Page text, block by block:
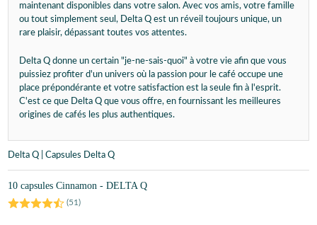
maintenant disponibles dans votre salon. Avec vos amis, votre famille
ou tout simplement seul, Delta Q est un réveil toujours unique, un
rare plaisir, dépassant toutes vos attentes.
Delta Q donne un certain "je-ne-sais-quoi" à votre vie afin que vous
puissiez profiter d'un univers où la passion pour le café occupe une
place prépondérante et votre satisfaction est la seule fin à l'esprit.
C'est ce que Delta Q que vous offre, en fournissant les meilleures
origines de cafés les plus authentiques.
Delta Q | Capsules Delta Q
10 capsules Cinnamon - DELTA Q
(51)